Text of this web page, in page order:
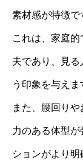
素材感が特徴で
これは、家庭
夫であり、見
う印象を与えま
また、腰回り
力のある体型
ションがより明